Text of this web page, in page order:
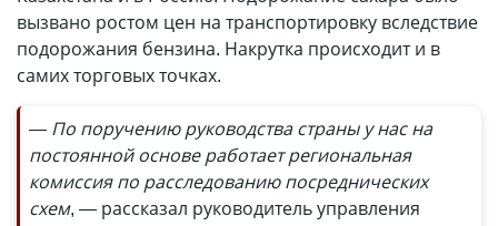
вызвано ростом цен на транспортировку вследствие
подорожания бензина. Накрутка происходит и в
самих торговых точках.
— По поручению руководства страны у нас на
постоянной основе работает региональная
комиссия по расследованию посреднических
схем, — рассказал руководитель управления